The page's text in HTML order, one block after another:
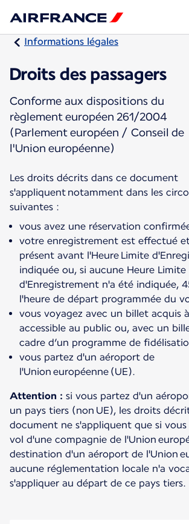
Informations légales
Droits des passagers
Conforme aux dispositions du
règlement européen 261/2004
(Parlement européen / Conseil de
l'Union européenne)
Les droits décrits dans ce document
s'appliquent notamment dans les
vous avez une réservation
votre enregistrement est effectué
présent avant l'Heure Limite
indiquée ou, si aucune Heure Limite
d'Enregistrement n'a été indiquée,
l'heure de départ programmée du
vous voyagez avec un billet acquis
accessible au public ou, avec un
cadre d’un programme de
vous partez d'un aéroport de
l'Union européenne (UE).
Attention : si vous partez d'un
un pays tiers (non UE), les droits
document ne s'appliquent que si vous
vol d'une compagnie de l'Union
destination d'un aéroport de l'Union
aucune réglementation locale n'a
s'appliquer au départ de ce pays tiers.